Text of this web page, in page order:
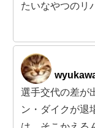
たいなやつのリ
選手交代の差が
ン・ダイクが退